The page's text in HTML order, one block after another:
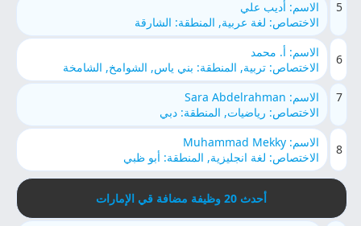
5
الاسم: أديب علي
الاختصاص: لغة عربية, المنطقة: الشارقة
6
الاسم: أ. محمد
الاختصاص: تربية, المنطقة: بني ياس, الشوامخ, الشامخة
7
الاسم: Sara Abdelrahman
الاختصاص: رياضيات, المنطقة: دبي
8
الاسم: Muhammad Mekky
الاختصاص: لغة انجليزية, المنطقة: أبو ظبي
أحدث 20 وظيفة مضافة قي الإمارات